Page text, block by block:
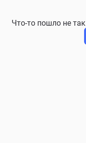
Что-то пошло не